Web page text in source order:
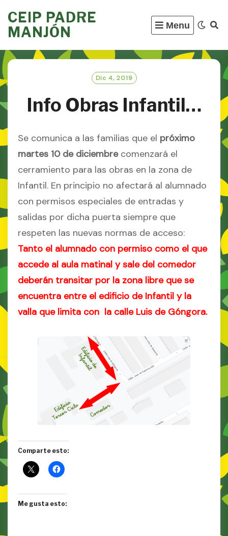
to
content
CEIP PADRE
MANJÓN
Menu
Dic 4, 2019
Info Obras Infantil…
Se comunica a las familias que el próximo
martes 10 de diciembrecomenzará el
cerramiento para las obras en la zona de
Infantil. En principio no afectará al alumnado
con permisos especiales de entradas y
salidas por dicha puerta siempre que
respeten las nuevas normas de acceso:
Tanto el alumnado con permiso como el que
accede al aula matinal y sale del comedor
deberán transitar por la zona libre que se
encuentra entre el edificio de Infantil y la
valla que limita con la calle Luis de Góngora.
Comparte esto:
Me gusta esto: